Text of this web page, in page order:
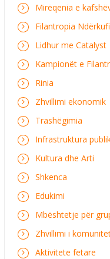
Mirëqenia e
Filantropia
Lidhur me Catalyst
Kampionët e
Rinia
Zhvillimi ekonomik
Trashëgimia
Infrastruktura
Kultura dhe Arti
Shkenca
Edukimi
Mbështetje për
Zhvillimi i
Aktivitete fetare